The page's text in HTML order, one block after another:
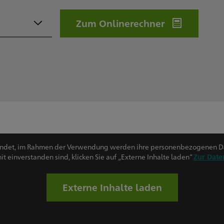
Zum Onlinerechner
im Rahmen der Verwendung werden ihre personenbezogenen
einverstanden sind, klicken Sie auf „Externe Inhalte laden“ Zur
Externe Inhalte laden